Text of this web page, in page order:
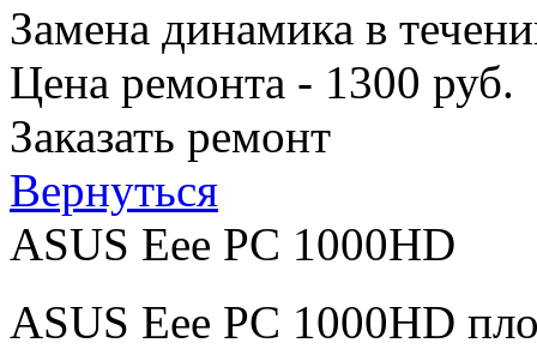
Замена динамика в
Цена ремонта - 1300 руб.
Заказать ремонт
Вернуться
ASUS Eee PC 1000HD
ASUS Eee PC 1000HD